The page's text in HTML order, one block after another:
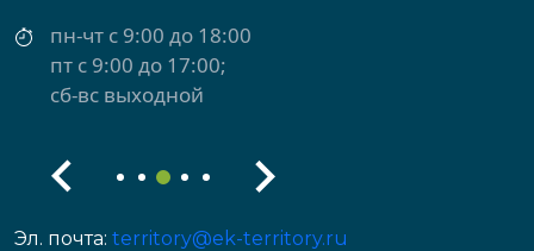
пн-чт с 9:00 до 18:00
пт с 9:00 до 17:00;
сб-вс выходной
Эл. почта: territory@ek-territory.ru